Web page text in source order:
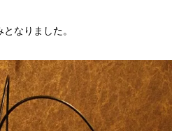
なりました。